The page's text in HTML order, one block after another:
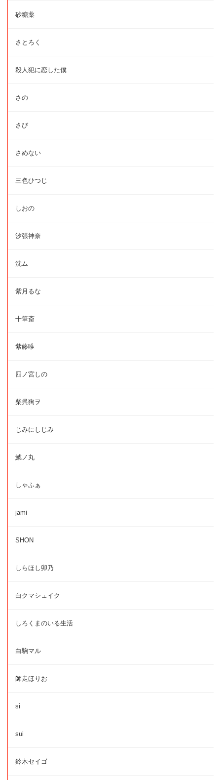
砂糖薬
さとろく
殺人犯に恋した僕
さの
さび
さめない
三色ひつじ
しおの
汐張神奈
沈ム
紫月るな
十筆斎
紫藤唯
四ノ宮しの
柴呉狗ヲ
じみにしじみ
鯱ノ丸
しゃふぁ
jami
SHON
しらほし卯乃
白クマシェイク
しろくまのいる生活
白駒マル
師走ほりお
si
sui
鈴木セイゴ